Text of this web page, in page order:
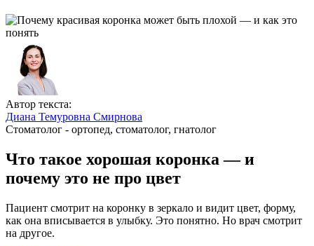
Автор текста:
Диана Темуровна Смирнова
Стоматолог - ортопед, стоматолог, гнатолог
Что такое хорошая коронка — и
почему это не про цвет
Пациент смотрит на коронку в зеркало и видит цвет, форму,
как она вписывается в улыбку. Это понятно. Но врач смотрит
на другое.